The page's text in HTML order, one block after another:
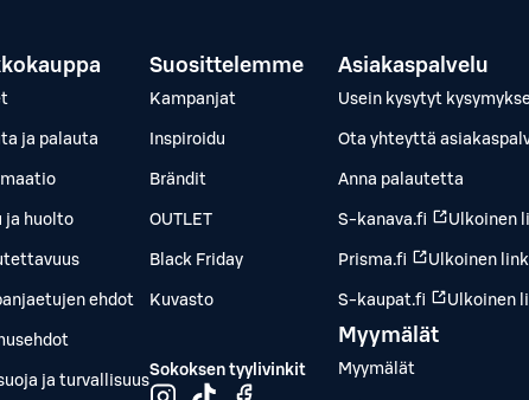
ja palauta
ja huolto
ehdot
ja turvallisuus
Suosittelemme
Kampanjat
Inspiroidu
Brändit
OUTLET
Black Friday
Kuvasto
Sokoksen tyylivinkit
Asiakaspalvelu
Usein kysytyt
Ota yhteyttä
Anna palautetta
S-kanava.fi Ulkoinen
Prisma.fi Ulkoinen
S-kaupat.fi Ulkoinen
Myymälät
Myymälät